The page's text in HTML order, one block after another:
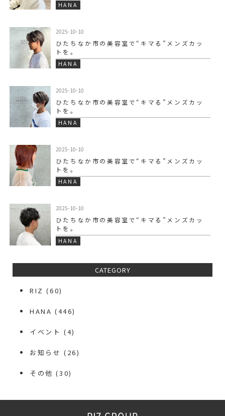
HANA
2025-10-10
ひたちなか市の美容室で“キマる”メンズカッ
トを。
HANA
2025-10-10
ひたちなか市の美容室で“キマる”メンズカッ
トを。
HANA
2025-10-10
ひたちなか市の美容室で“キマる”メンズカッ
トを。
HANA
2025-10-10
ひたちなか市の美容室で“キマる”メンズカッ
トを。
HANA
CATEGORY
RIZ (60)
HANA (446)
イベント (4)
お知らせ (26)
その他 (30)